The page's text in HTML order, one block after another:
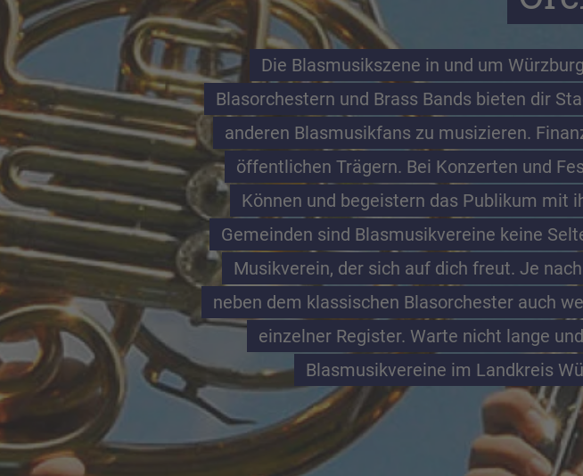
Die Blasmusikszene in und um
Blasorchestern und Brass Bands bieten dir
anderen Blasmusikfans zu musizieren.
öffentlichen Trägern. Bei Konzerten und
Können und begeistern das Publikum mit
Gemeinden sind Blasmusikvereine keine
Musikverein, der sich auf dich freut. Je
neben dem klassischen Blasorchester auch
einzelner Register. Warte nicht lange
Blasmusikvereine im Landkreis